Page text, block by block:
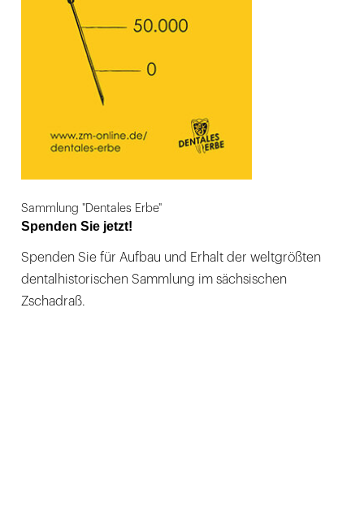
Sammlung "Dentales Erbe"
Spenden Sie jetzt!
Spenden Sie für Aufbau und Erhalt der weltgrößten
dentalhistorischen Sammlung im sächsischen
Zschadraß.